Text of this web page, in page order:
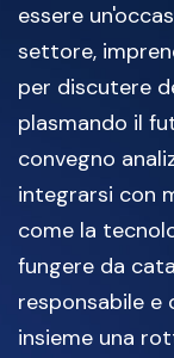
essere
settore,
per discutere
plasmando il
convegno
integrarsi con
come la
fungere da
responsabile
insieme una